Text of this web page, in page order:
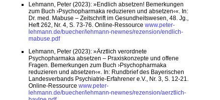
Lehmann, Peter (2023): »Endlich absetzen! Bemerkungen
zum Buch ›Psychopharmaka reduzieren und absetzen‹«. In:
Dr. med. Mabuse – Zeitschrift im Gesundheitswesen, 48. Jg.,
Heft 262, Nr. 4, S. 73-76. Online-Ressource www.peter-
lehmann.de/buecher/lehmann-newnes/rezension/endlich-
mabuse.pdf
Lehmann, Peter (2023): »Ärztlich verordnete
Psychopharmaka absetzen – Praxiskonzepte und offene
Fragen. Bemerkungen zum Buch ›Psychopharmaka
reduzieren und absetzen‹«. In: Rundbrief des Bayerischen
Landesverbands Psychiatrie-Erfahrener e.V., Nr. 3, S. 12-21.
Online-Ressource www.peter-
lehmann.de/buecher/lehmann-newnes/rezension/aerztlich-